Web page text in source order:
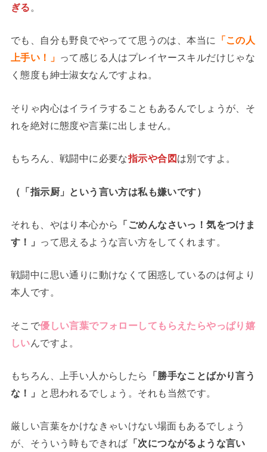
ぎる。
でも、自分も野良でやってて思うのは、本当に 「この人
上手い！」 って感じる人はプレイヤースキルだけじゃな
く態度も紳士淑女なんですよね。
そりゃ内心はイライラすることもあるんでしょうが、そ
れを絶対に態度や言葉に出しません。
もちろん、戦闘中に必要な指示や合図は別ですよ。
（「指示厨」という言い方は私も嫌いです）
それも、やはり本心から 「ごめんなさいっ！気をつけま
す！」 って思えるような言い方をしてくれます。
戦闘中に思い通りに動けなくて困惑しているのは何より
本人です。
そこで優しい言葉でフォローしてもらえたらやっぱり嬉
しいんですよ。
もちろん、上手い人からしたら 「勝手なことばかり言う
な！」 と思われるでしょう。それも当然です。
厳しい言葉をかけなきゃいけない場面もあるでしょう
が、そういう時もできれば 「次につながるような言い